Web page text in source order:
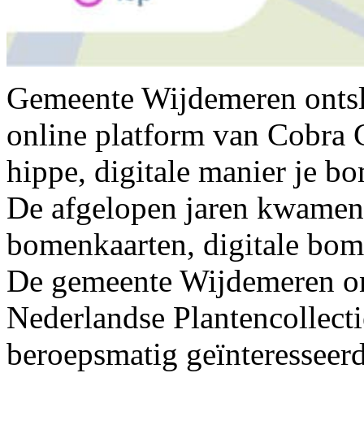
Gemeente Wijdemeren
online platform van Cobra
hippe, digitale manier je
De afgelopen jaren
bomenkaarten, digitale
De gemeente Wijdemeren
Nederlandse
beroepsmatig